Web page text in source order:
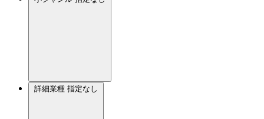
詳細業種 指定なし